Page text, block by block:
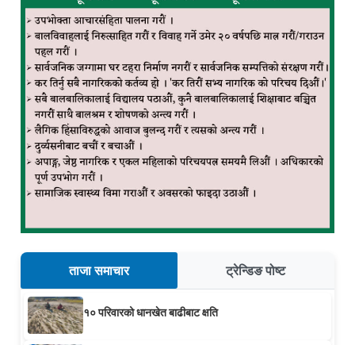
ताजा समाचार ट्रेन्डिङ पोष्ट
१० परिवारको धानखेत बाढीबाट क्षति